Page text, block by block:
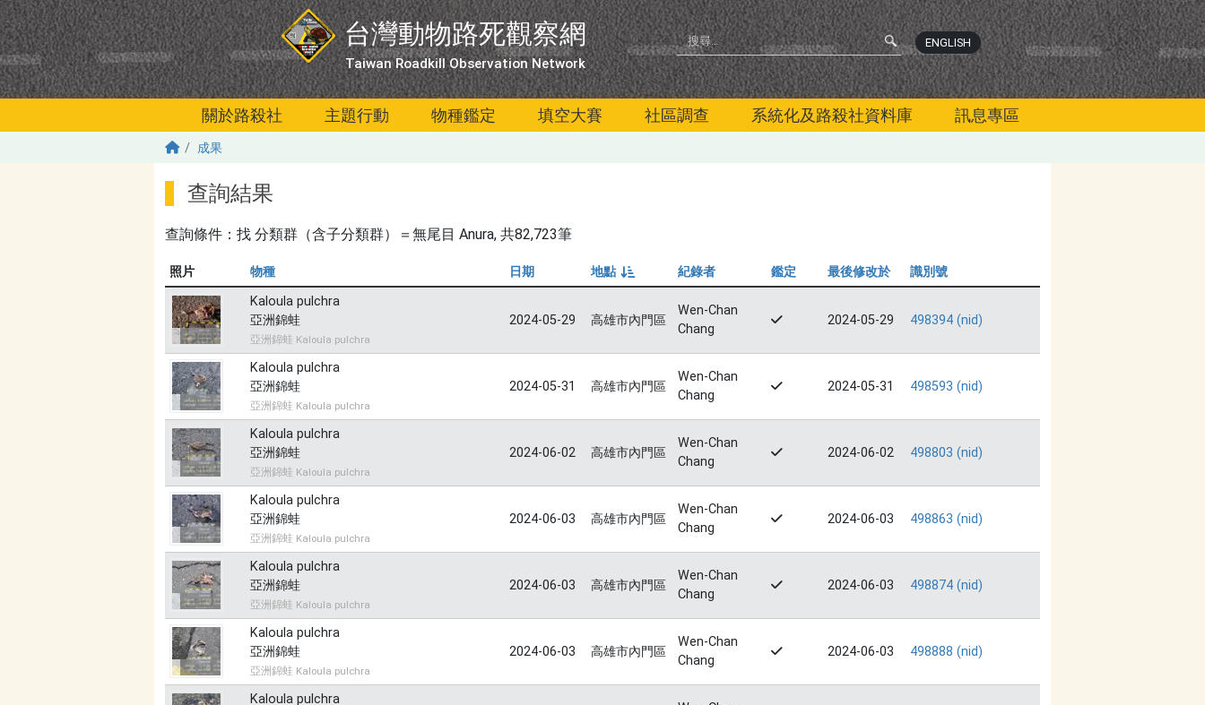
移至主內容
台灣動物路死觀察網
Taiwan Roadkill Observation Network
ENGLISH
關於路殺社 主題行動 物種鑑定 填空大賽 社區調查 系統化及路殺社資料庫 訊息專區
成果
查詢結果
查詢條件：找 分類群（含子分類群）＝無尾目 Anura, 共82,723筆
照片 物種 日期
地點
由小到大
紀錄者 鑑定 最後修改於
識別號
Kaloula pulchra
亞洲錦蛙
亞洲錦蛙 Kaloula pulchra
2024-05-29 高雄市內門區
Wen-Chan
Chang
2024-05-29 498394 (nid)
Kaloula pulchra
亞洲錦蛙
亞洲錦蛙 Kaloula pulchra
2024-05-31 高雄市內門區
Wen-Chan
Chang
2024-05-31 498593 (nid)
Kaloula pulchra
亞洲錦蛙
亞洲錦蛙 Kaloula pulchra
2024-06-02 高雄市內門區
Wen-Chan
Chang
2024-06-02 498803 (nid)
Kaloula pulchra
亞洲錦蛙
亞洲錦蛙 Kaloula pulchra
2024-06-03 高雄市內門區
Wen-Chan
Chang
2024-06-03 498863 (nid)
Kaloula pulchra
亞洲錦蛙
亞洲錦蛙 Kaloula pulchra
2024-06-03 高雄市內門區
Wen-Chan
Chang
2024-06-03 498874 (nid)
Kaloula pulchra
亞洲錦蛙
亞洲錦蛙 Kaloula pulchra
2024-06-03 高雄市內門區
Wen-Chan
Chang
2024-06-03 498888 (nid)
Kaloula pulchra